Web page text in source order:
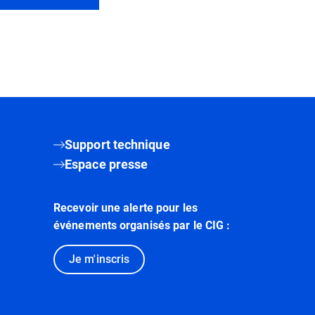
Support technique
Espace presse
Recevoir une alerte pour les
événements organisés par le CIG :
Je m'inscris